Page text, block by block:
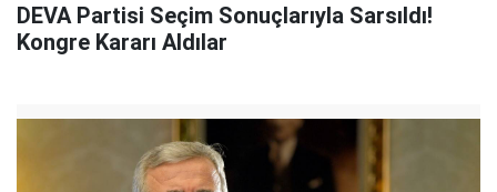
DEVA Partisi Seçim Sonuçlarıyla Sarsıldı!
Kongre Kararı Aldılar